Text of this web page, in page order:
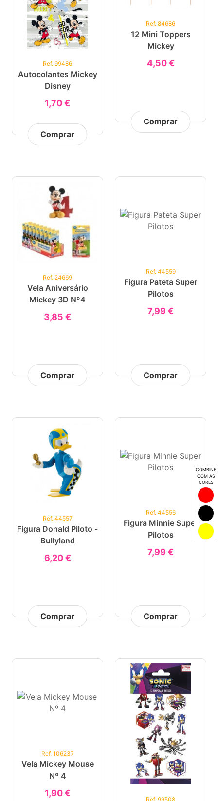
COMBINE
COM AS
CORES
Ref. 99486
Autocolantes Mickey
Disney
1,70 €
Comprar
Ref. 84686
12 Mini Toppers
Mickey
4,50 €
Comprar
Ref. 24669
Vela Aniversário
Mickey 3D Nº4
3,85 €
Comprar
Ref. 44559
Figura Pateta Super
Pilotos
7,99 €
Comprar
Ref. 44557
Figura Donald Piloto -
Bullyland
6,20 €
Comprar
Ref. 44556
Figura Minnie Super
Pilotos
7,99 €
Comprar
Ref. 106237
Vela Mickey Mouse
Nº 4
1,90 €
Ref. 99508